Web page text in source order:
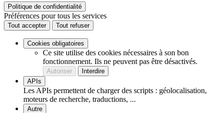
Politique de confidentialité
Préférences pour tous les services
Tout accepter Tout refuser
Cookies obligatoires
Ce site utilise des cookies nécessaires à son bon
fonctionnement. Ils ne peuvent pas être désactivés.
Autoriser
Interdire
APIs
Les APIs permettent de charger des scripts : géolocalisation,
moteurs de recherche, traductions, ...
Autre